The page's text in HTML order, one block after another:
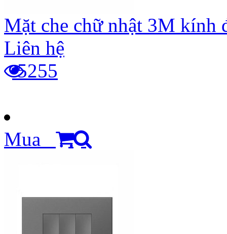
Mặt che chữ nhật 3M kính
Liên hệ
5255
Mua